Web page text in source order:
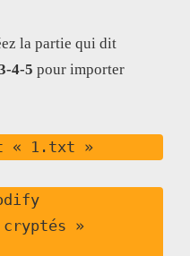
la partie qui dit
4-5 pour importer
« 1.txt »
»